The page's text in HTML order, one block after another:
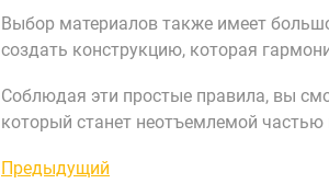
Выбор материалов также имеет
создать конструкцию, которая
Соблюдая эти простые правила, вы
который станет неотъемлемой частью
Навигация
Предыдущая
Предыдущий